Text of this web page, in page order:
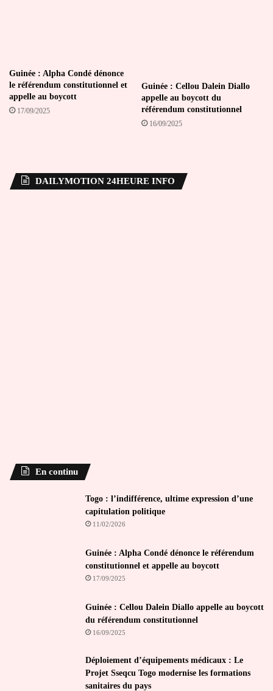
Guinée : Alpha Condé dénonce
le référendum constitutionnel et
appelle au boycott
17/09/2025
Guinée : Cellou Dalein Diallo
appelle au boycott du
référendum constitutionnel
16/09/2025
DAILYMOTION 24HEURE INFO
En continu
Togo : l’indifférence, ultime expression d’une
capitulation politique
11/02/2026
Guinée : Alpha Condé dénonce le référendum
constitutionnel et appelle au boycott
17/09/2025
Guinée : Cellou Dalein Diallo appelle au boycott
du référendum constitutionnel
16/09/2025
Déploiement d’équipements médicaux : Le
Projet Sseqcu Togo modernise les formations
sanitaires du pays